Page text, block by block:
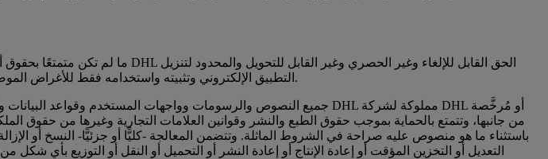
التطبيق الإلكتروني وتثبيته واستخدامه فقط للأغراض الموضحة في البند 1-1 من هذه الشروط. يسري الحق الممنوح لك فقط على أغراضك الشخصية غير التجارية.
3-2 جميع النصوص والرسومات وواجهات المستخدم وقواعد البيانات
من جانبها، وتتمتع بالحماية بموجب حقوق الطبع والنشر وقوانين العلامات التجارية وغيرها من حقوق
التعديل أو التخزين المؤقت أو إعادة الإنتاج أو إعادة النشر أو التحميل أو النقل أو التوزيع